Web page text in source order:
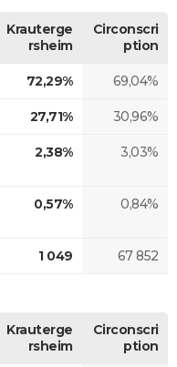
Krauterge
rsheim
Circonscri
ption
72,29% 69,04%
27,71% 30,96%
2,38% 3,03%
0,57% 0,84%
1 049 67 852
Krauterge
rsheim
Circonscri
ption